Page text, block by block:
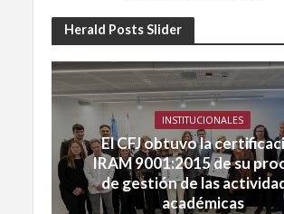
Herald Posts Slider
INSTITUCIONALES
El CFJ obtuvo la
IRAM 9001:2015 de su
de gestión de las
académicas